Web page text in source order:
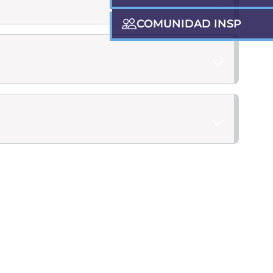
COMUNIDAD INSP